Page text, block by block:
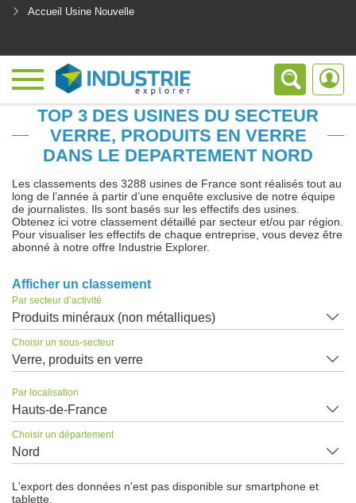
Accueil Usine Nouvelle
TOP 3 DES USINES DU SECTEUR
VERRE, PRODUITS EN VERRE
DANS LE DEPARTEMENT NORD
Les classements des 3288 usines de France sont réalisés tout au
long de l’année à partir d’une enquête exclusive de notre équipe
de journalistes. Ils sont basés sur les effectifs des usines.
Obtenez ici votre classement détaillé par secteur et/ou par région.
Pour visualiser les effectifs de chaque entreprise, vous devez être
abonné à notre offre Industrie Explorer.
Afficher un classement
Par secteur d’activité
Produits minéraux (non métalliques)
Choisir un sous-secteur
Verre, produits en verre
Par localisation
Hauts-de-France
Choisir un département
Nord
L'export des données n'est pas disponible sur smartphone et
tablette.